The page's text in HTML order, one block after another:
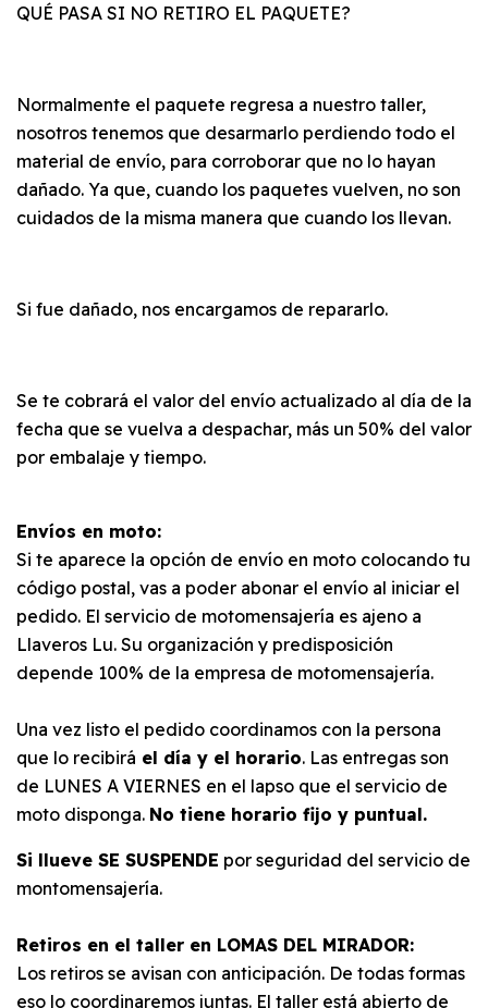
QUÉ PASA SI NO RETIRO EL PAQUETE?
Normalmente el paquete regresa a nuestro taller,
nosotros tenemos que desarmarlo perdiendo todo el
material de envío, para corroborar que no lo hayan
dañado. Ya que, cuando los paquetes vuelven, no son
cuidados de la misma manera que cuando los llevan.
Si fue dañado, nos encargamos de repararlo.
Se te cobrará el valor del envío actualizado al día de la
fecha que se vuelva a despachar, más un 50% del valor
por embalaje y tiempo.
Envíos en moto:
Si te aparece la opción de envío en moto colocando tu
código postal, vas a poder abonar el envío al iniciar el
pedido. El servicio de motomensajería es ajeno a
Llaveros Lu. Su organización y predisposición
depende 100% de la empresa de motomensajería.
Una vez listo el pedido coordinamos con la persona
que lo recibirá el día y el horario. Las entregas son
de LUNES A VIERNES en el lapso que el servicio de
moto disponga. No tiene horario fijo y puntual.
Si llueve SE SUSPENDE por seguridad del servicio de
montomensajería.
Retiros en el taller en LOMAS DEL MIRADOR:
Los retiros se avisan con anticipación. De todas formas
eso lo coordinaremos juntas. El taller está abierto de